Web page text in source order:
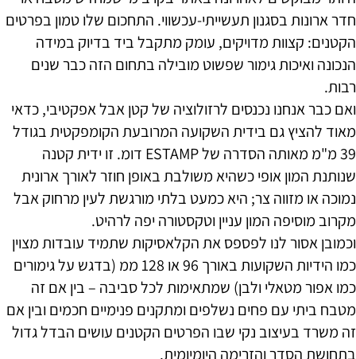
חדר ארונות בסגנון תעשייתי-עכשווי. התחכום שלו טמון בפרטים
הקטנים: קצוות מדויקים, עומק מתקבל ביד בדיוק במידה
הנכונה ואיכות גימור שפשוט מובילה בתחום הזה כבר שנים
רבות.
ואם כבר אנחנו נכנסים לרזולוציה של קטן אבל אפקטיבי, כדאי
מאוד להציץ גם בידית השקועה המרובעת הקומפקטית בגודל
39 מ"מ מאותה הסדרה של ESTAMP דומ. זו ידית קטנה
שנותנת המון אופי כשהיא משולבת באופן חוזר לאורך ארונית
נמוכה או מזווה צר; היא כמעט בלתי מורגשת לעין מרחוק אבל
מקרוב מוסיפה המון עניין וטקסטורה יפה לרהיט.
וכמובן אסור לנו לפספס את הקלאסיקות שתמיד עובדות מצוין
כמו הידיות השקועות באורך 96 או 128 ממ (בדגש על גימורים
כמו אפור מטאלי ולבן) שמתאימות לכל סביבה – בין אם זה
מטבח ביתי עם פחים נשלפים ומתקנים פנימיים חכמים ובין אם
זה משרד בעיצוב נקי שבו הפרטים הקטנים עושים הבדל גדול
בתחושת הסדר והזרימה היומיומית.